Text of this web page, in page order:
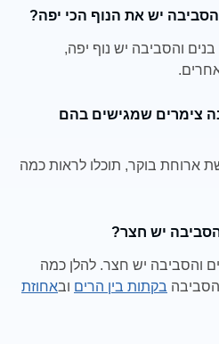
יש את הנוף הכי יפה?
והסביבה יש נוף יפה,
צימרים שמגישים בהם
ארוחת בוקר, תוכלו לראות כמה
יש חצר?
והסביבה יש חצר. להלן כמה
בקתות בין הרים ובאחוזת